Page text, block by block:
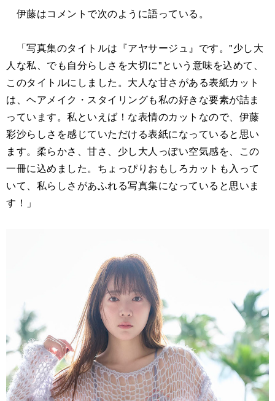
伊藤はコメントで次のように語っている。
「写真集のタイトルは『アヤサージュ』です。"少し大
人な私、でも自分らしさを大切に"という意味を込めて、
このタイトルにしました。大人な甘さがある表紙カット
は、ヘアメイク・スタイリングも私の好きな要素が詰ま
っています。私といえば！な表情のカットなので、伊藤
彩沙らしさを感じていただける表紙になっていると思い
ます。柔らかさ、甘さ、少し大人っぽい空気感を、この
一冊に込めました。ちょっぴりおもしろカットも入って
いて、私らしさがあふれる写真集になっていると思いま
す！」